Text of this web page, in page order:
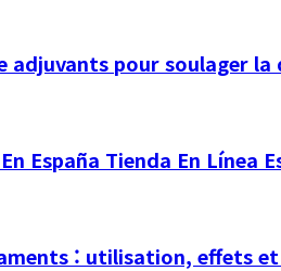
adjuvants pour soulager la
España Tienda En Línea
: utilisation, effets